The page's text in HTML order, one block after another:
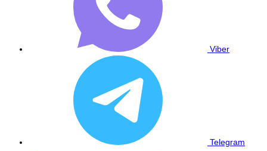
Viber
Telegram